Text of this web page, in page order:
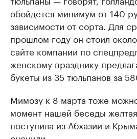
обойдется минимум от 140
зависимости от сорта. Для
прошлом году он стоил
сайте компании по
женскому празднику
букеты из 35 тюльпанов за
Мимозу к 8 марта тоже
момент нашей беседы
поступила из Абхазии и